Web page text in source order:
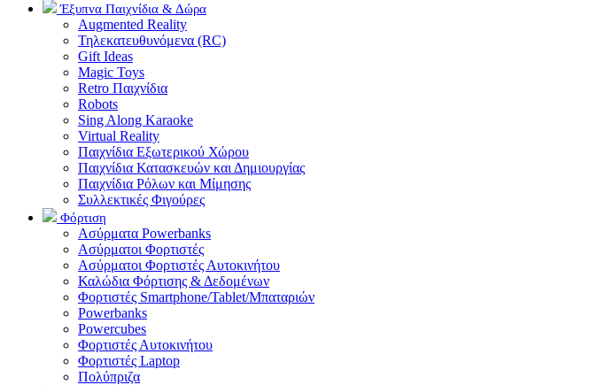
Έξυπνα Παιχνίδια & Δώρα
Augmented Reality
Τηλεκατευθυνόμενα (RC)
Gift Ideas
Magic Toys
Retro Παιχνίδια
Robots
Sing Along Karaoke
Virtual Reality
Παιχνίδια Εξωτερικού Χώρου
Παιχνίδια Κατασκευών και Δημιουργίας
Παιχνίδια Ρόλων και Μίμησης
Συλλεκτικές Φιγούρες
Φόρτιση
Ασύρματα Powerbanks
Aσύρματοι Φορτιστές
Ασύρματοι Φορτιστές Αυτοκινήτου
Καλώδια Φόρτισης & Δεδομένων
Φορτιστές Smartphone/Tablet/Μπαταριών
Powerbanks
Powercubes
Φορτιστές Αυτοκινήτου
Φορτιστές Laptop
Πολύπριζα